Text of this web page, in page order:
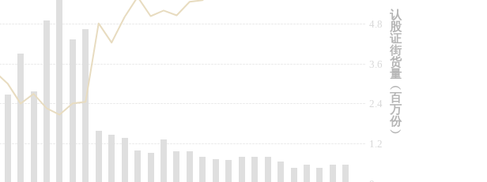
1.2
2.4
3.6
4.8
认
股
证
街
货
量
︵
百
万
份
︶